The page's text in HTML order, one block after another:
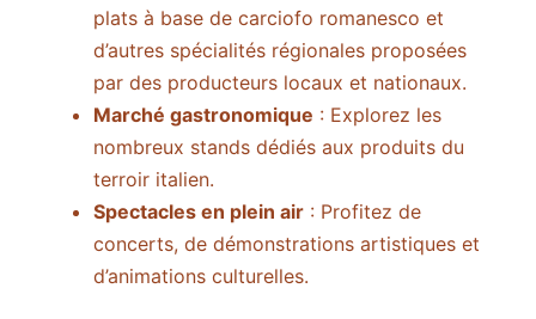
plats à base de carciofo romanesco et
d’autres spécialités régionales proposées
par des producteurs locaux et nationaux.
Marché gastronomique : Explorez les
nombreux stands dédiés aux produits du
terroir italien.
Spectacles en plein air : Profitez de
concerts, de démonstrations artistiques et
d’animations culturelles.